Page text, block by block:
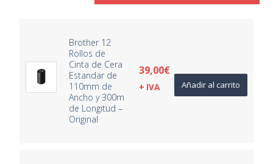
Brother 12
Rollos de
Cinta de Cera
Estandar de
110mm de
Ancho y 300m
de Longitud –
Original
39,00€
+ IVA Añadir al carrito